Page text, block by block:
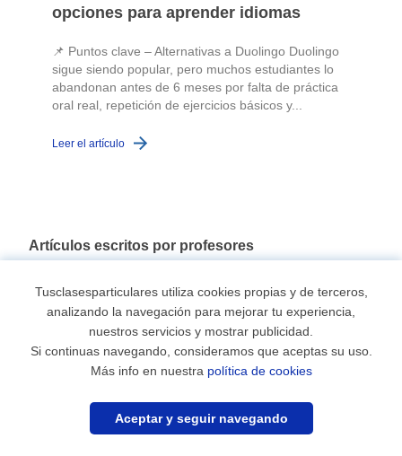
opciones para aprender idiomas
📌 Puntos clave – Alternativas a Duolingo Duolingo
sigue siendo popular, pero muchos estudiantes lo
abandonan antes de 6 meses por falta de práctica
oral real, repetición de ejercicios básicos y...
Leer el artículo
Artículos escritos por profesores
¿Para qué sirven las matemáticas en la vida?
¿Tienen alguna utilidad las matemáticas? Reflexión en torno
a esta habitual pregunta
El origen de todo estudio parte de la necesidad de
conocimiento que se quiere satisfacer.
¿Necesitas profesor?
Encuéntralo ahora 0
Tusclasesparticulares utiliza cookies propias y de terceros,
analizando la navegación para mejorar tu experiencia,
nuestros servicios y mostrar publicidad.
Si continuas navegando, consideramos que aceptas su uso.
Más info en nuestra política de cookies
Aceptar y seguir navegando